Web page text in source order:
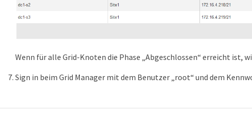
Wenn für alle Grid-Knoten die Phase „Abgeschlossen“ erreicht ist,
Sign in beim Grid Manager mit dem Benutzer „root“ und dem